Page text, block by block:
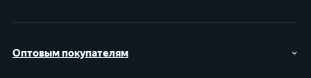
Оптовым покупателям